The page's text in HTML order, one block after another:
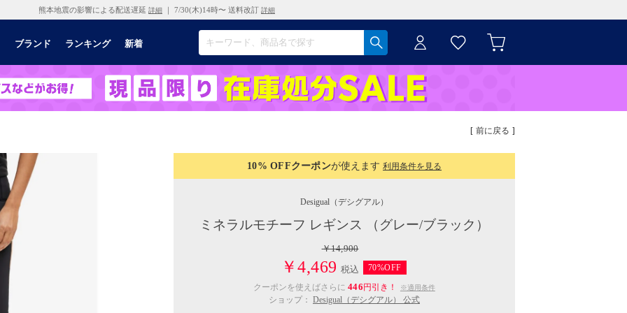
熊本地震の影響による配送遅延 詳細 ｜ 7/30(木)14時〜 送料改訂 詳細
ブランド ランキング 新着
[ 前に戻る ]
10% OFFクーポンが使えます 利用条件を見る
Desigual （デシグアル）
ミネラルモチーフ レギンス （グレー/ブラック）
￥14,900
￥4,469 税込
70%OFF
クーポンを使えばさらに446円引き！ ※適用条件
ショップ： Desigual（デシグアル） 公式